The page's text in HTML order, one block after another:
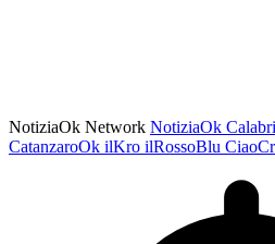
NotiziaOk Network NotiziaOk
CatanzaroOk ilKro ilRossoBlu